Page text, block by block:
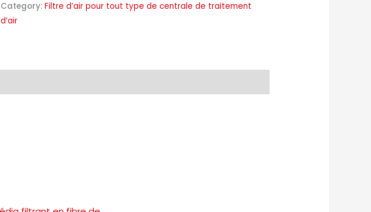
Category: Filtre d’air pour tout type de centrale de traitement
d’air